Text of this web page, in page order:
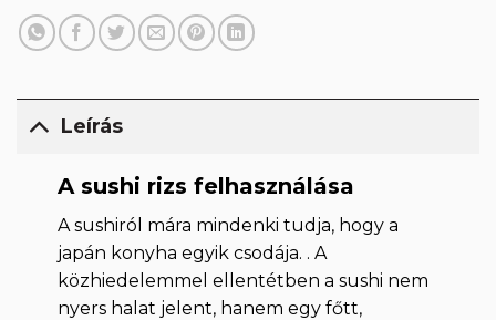
Leírás
A sushi rizs felhasználása
A sushiról mára mindenki tudja, hogy a
japán konyha egyik csodája. . A
közhiedelemmel ellentétben a sushi nem
nyers halat jelent, hanem egy főtt,